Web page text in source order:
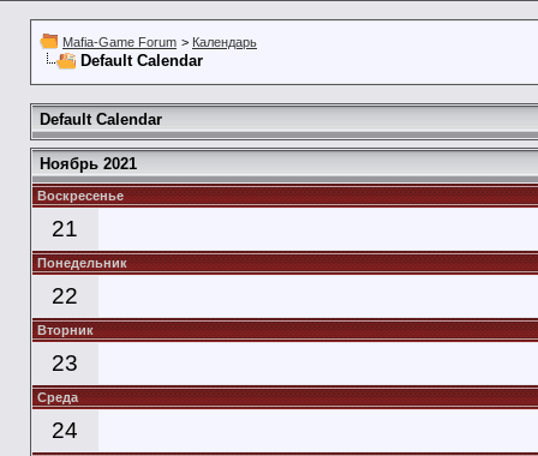
Mafia-Game Forum > Календарь
Default Calendar
Default Calendar
Ноябрь 2021
Воскресенье
21
Понедельник
22
Вторник
23
Среда
24